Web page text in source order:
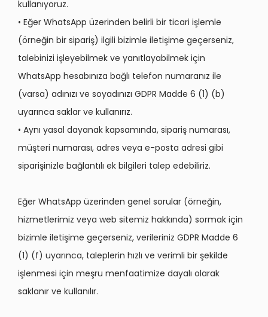
kullanıyoruz.
• Eğer WhatsApp üzerinden belirli bir ticari işlemle
(örneğin bir sipariş) ilgili bizimle iletişime geçerseniz,
talebinizi işleyebilmek ve yanıtlayabilmek için
WhatsApp hesabınıza bağlı telefon numaranız ile
(varsa) adınızı ve soyadınızı GDPR Madde 6 (1) (b)
uyarınca saklar ve kullanırız.
• Aynı yasal dayanak kapsamında, sipariş numarası,
müşteri numarası, adres veya e-posta adresi gibi
siparişinizle bağlantılı ek bilgileri talep edebiliriz.
Eğer WhatsApp üzerinden genel sorular (örneğin,
hizmetlerimiz veya web sitemiz hakkında) sormak için
bizimle iletişime geçerseniz, verileriniz GDPR Madde 6
(1) (f) uyarınca, taleplerin hızlı ve verimli bir şekilde
işlenmesi için meşru menfaatimize dayalı olarak
saklanır ve kullanılır.